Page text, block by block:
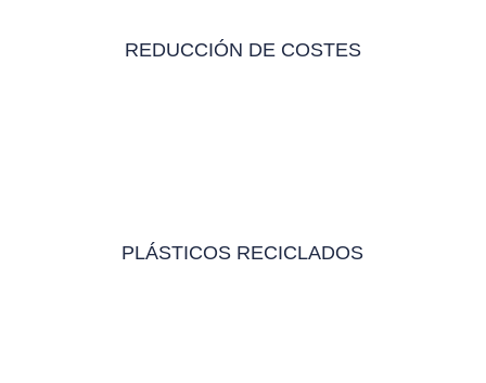
REDUCCIÓN DE COSTES
PLÁSTICOS RECICLADOS